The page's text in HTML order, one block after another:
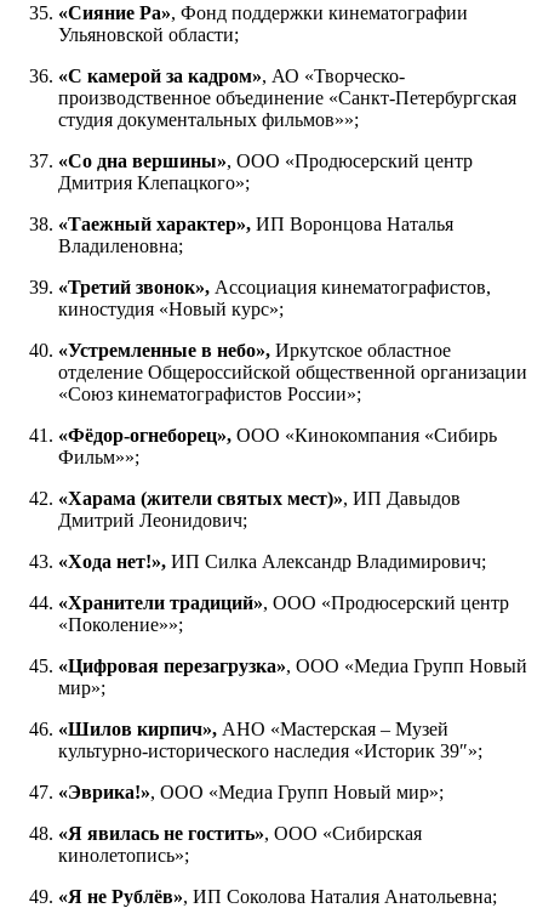
«Сияние Ра», Фонд поддержки кинематографии
Ульяновской области;
«С камерой за кадром», АО «Творческо-
производственное объединение «Санкт-Петербургская
студия документальных фильмов»»;
«Со дна вершины», ООО «Продюсерский центр
Дмитрия Клепацкого»;
«Таежный характер», ИП Воронцова Наталья
Владиленовна;
«Третий звонок», Ассоциация кинематографистов,
киностудия «Новый курс»;
«Устремленные в небо», Иркутское областное
отделение Общероссийской общественной организации
«Союз кинематографистов России»;
«Фёдор-огнеборец», ООО «Кинокомпания «Сибирь
Фильм»»;
«Харама (жители святых мест)», ИП Давыдов
Дмитрий Леонидович;
«Хода нет!», ИП Силка Александр Владимирович;
«Хранители традиций», ООО «Продюсерский центр
«Поколение»»;
«Цифровая перезагрузка», ООО «Медиа Групп Новый
мир»;
«Шилов кирпич», АНО «Мастерская – Музей
культурно-исторического наследия «Историк 39″»;
«Эврика!», ООО «Медиа Групп Новый мир»;
«Я явилась не гостить», ООО «Сибирская
кинолетопись»;
«Я не Рублёв», ИП Соколова Наталия Анатольевна;